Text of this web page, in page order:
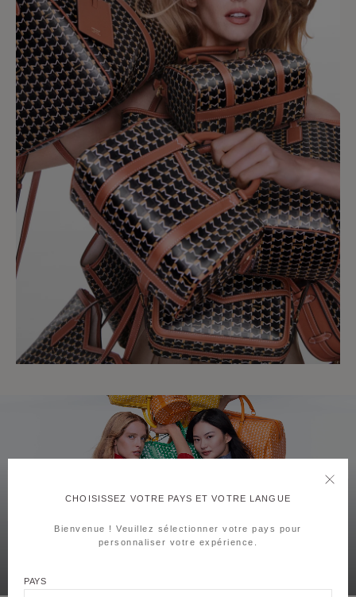
CHOISISSEZ VOTRE PAYS ET VOTRE LANGUE
Bienvenue ! Veuillez sélectionner votre pays pour
personnaliser votre expérience.
PAYS